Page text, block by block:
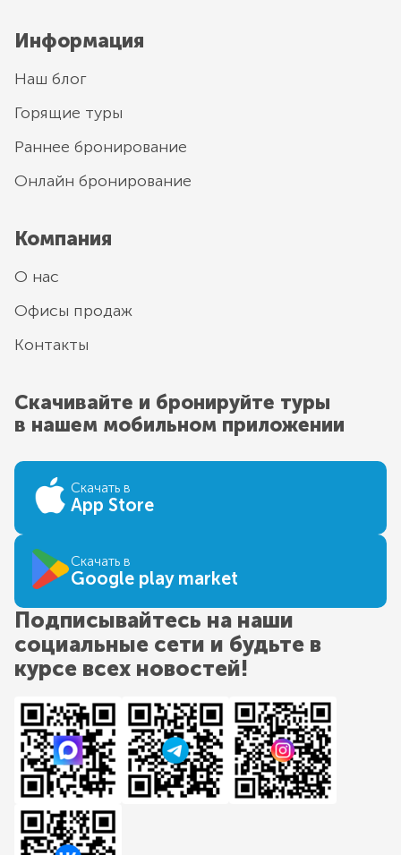
Информация
Наш блог
Горящие туры
Раннее бронирование
Онлайн бронирование
Компания
О нас
Офисы продаж
Контакты
Скачивайте и бронируйте туры
в нашем мобильном приложении
Скачать в
App Store
Скачать в
Google play market
Подписывайтесь на наши
социальные сети и будьте в
курсе всех новостей!